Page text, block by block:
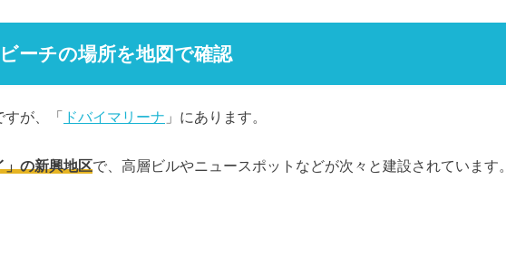
ーチの場所を地図で確認
すが、「 ドバイマリーナ 」にあります。
」の新興地区で、高層ビルやニュースポットなどが次々と建設されています。